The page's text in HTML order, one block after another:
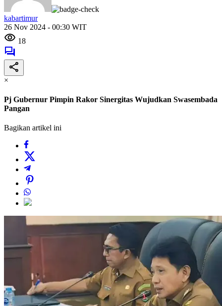
kabartimur
26 Nov 2024 - 00:30 WIT
18
×
Pj Gubernur Pimpin Rakor Sinergitas Wujudkan Swasembada
Pangan
Bagikan artikel ini